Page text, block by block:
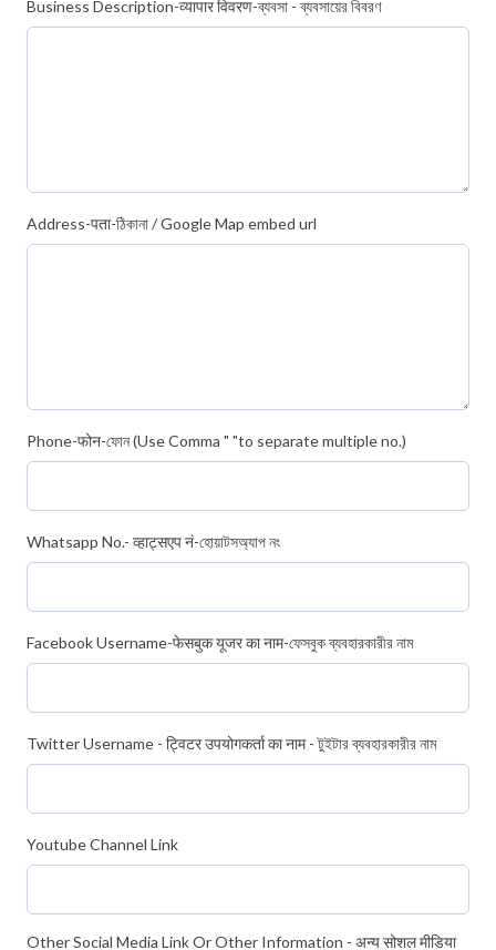
Business Description-व्यापार विवरण-ব্যবসা - ব্যবসায়ের বিবরণ
Address-पता-ঠিকানা / Google Map embed url
Phone-फोन-ফোন (Use Comma " "to separate multiple no.)
Whatsapp No.- व्हाट्सएप नं-হোয়াটসঅ্যাপ নং
Facebook Username-फेसबुक यूजर का नाम-ফেসবুক ব্যবহারকারীর নাম
Twitter Username - ट्विटर उपयोगकर्ता का नाम - টুইটার ব্যবহারকারীর নাম
Youtube Channel Link
Other Social Media Link Or Other Information - अन्य सोशल मीडिया